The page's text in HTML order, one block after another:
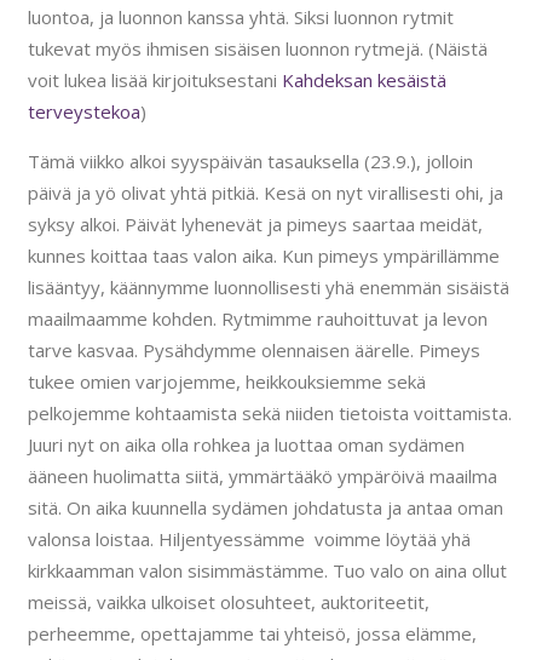
luontoa, ja luonnon kanssa yhtä. Siksi luonnon rytmit
tukevat myös ihmisen sisäisen luonnon rytmejä. (Näistä
voit lukea lisää kirjoituksestani Kahdeksan kesäistä
terveystekoa)
Tämä viikko alkoi syyspäivän tasauksella (23.9.), jolloin
päivä ja yö olivat yhtä pitkiä. Kesä on nyt virallisesti ohi, ja
syksy alkoi. Päivät lyhenevät ja pimeys saartaa meidät,
kunnes koittaa taas valon aika. Kun pimeys ympärillämme
lisääntyy, käännymme luonnollisesti yhä enemmän sisäistä
maailmaamme kohden. Rytmimme rauhoittuvat ja levon
tarve kasvaa. Pysähdymme olennaisen äärelle. Pimeys
tukee omien varjojemme, heikkouksiemme sekä
pelkojemme kohtaamista sekä niiden tietoista voittamista.
Juuri nyt on aika olla rohkea ja luottaa oman sydämen
ääneen huolimatta siitä, ymmärtääkö ympäröivä maailma
sitä. On aika kuunnella sydämen johdatusta ja antaa oman
valonsa loistaa. Hiljentyessämme voimme löytää yhä
kirkkaamman valon sisimmästämme. Tuo valo on aina ollut
meissä, vaikka ulkoiset olosuhteet, auktoriteetit,
perheemme, opettajamme tai yhteisö, jossa elämme,